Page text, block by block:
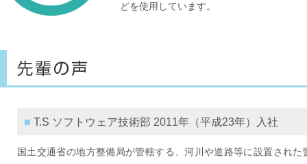
どを使用しています。
■ T.S ソフトウェア技術部 2011年（平成23年）入社
国土交通省の地方整備局が管轄する、河川や道路等に設置された